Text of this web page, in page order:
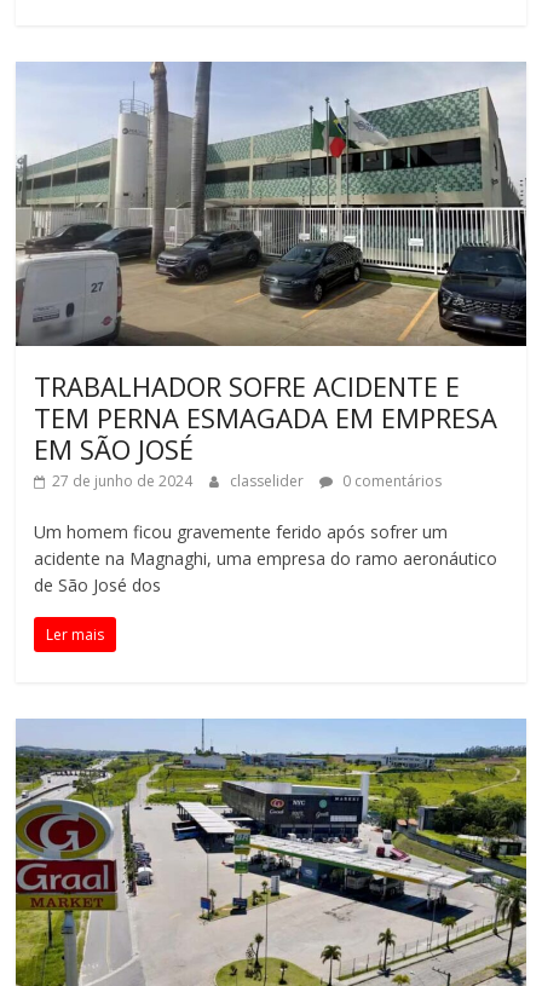
TRABALHADOR SOFRE ACIDENTE E
TEM PERNA ESMAGADA EM EMPRESA
EM SÃO JOSÉ
27 de junho de 2024 classelider 0 comentários
Um homem ficou gravemente ferido após sofrer um
acidente na Magnaghi, uma empresa do ramo aeronáutico
de São José dos
Ler mais